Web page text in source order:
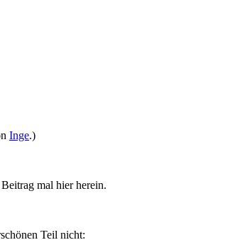
Inge.)
mal hier herein.
Teil nicht: